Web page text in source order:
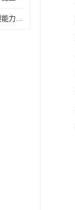
钢板水泥灌浆料 抗开裂能力强 施工和易性好